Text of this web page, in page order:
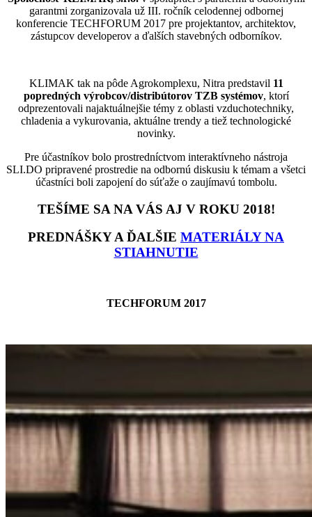
garantmi zorganizovala už III. ročník celodennej odbornej
konferencie TECHFORUM 2017 pre projektantov, architektov,
zástupcov developerov a ďalších stavebných odborníkov.
KLIMAK tak na pôde Agrokomplexu, Nitra predstavil 11
popredných výrobcov/distribútorov TZB systémov, ktorí
odprezentovali najaktuálnejšie témy z oblasti vzduchotechniky,
chladenia a vykurovania, aktuálne trendy a tiež technologické
novinky.
Pre účastníkov bolo prostredníctvom interaktívneho nástroja
SLI.DO pripravené prostredie na odbornú diskusiu k témam a všetci
účastníci boli zapojení do súťaže o zaujímavú tombolu.
TEŠÍME SA NA VÁS AJ V ROKU 2018!
PREDNÁŠKY A ĎALŠIE MATERIÁLY NA
STIAHNUTIE
TECHFORUM 2017